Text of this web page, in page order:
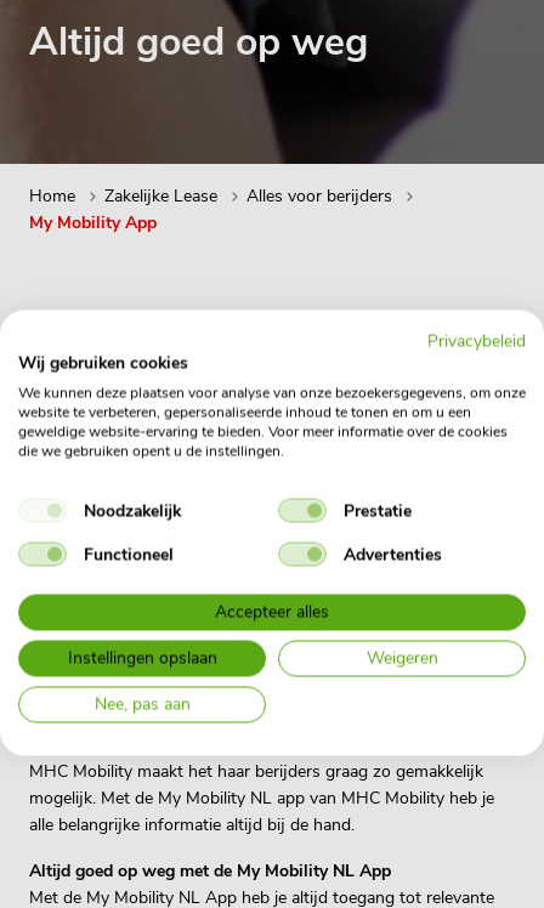
Altijd goed op weg
Home Zakelijke Lease
Alles voor berijders
My Mobility App
My Mobility NL app
MHC Mobility maakt het haar berijders graag zo gemakkelijk
mogelijk. Met de My Mobility NL app van MHC Mobility heb je
alle belangrijke informatie altijd bij de hand.
Altijd goed op weg met de My Mobility NL App
Met de My Mobility NL App heb je altijd toegang tot relevante
Privacybeleid
Wij gebruiken cookies
We kunnen deze plaatsen voor analyse van onze bezoekersgegevens, om onze
website te verbeteren, gepersonaliseerde inhoud te tonen en om u een
geweldige website-ervaring te bieden. Voor meer informatie over de cookies
die we gebruiken opent u de instellingen.
Noodzakelijk
Prestatie
Functioneel
Advertenties
Accepteer alles
Instellingen opslaan
Weigeren
Nee, pas aan